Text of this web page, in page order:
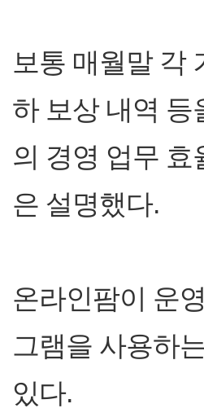
보통 매월말 각
하 보상 내역 등
의 경영 업무
은 설명했다.
온라인팜이 운
그램을 사용하
있다.